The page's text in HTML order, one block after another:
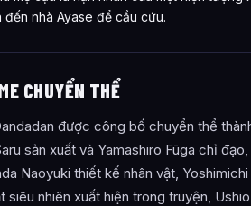
đến nhà Ayase để cầu cứu.
CHUYỂN THỂ
được công bố chuyển thể
sản xuất và Yamashiro Fūga chỉ
Naoyuki thiết kế nhân vật,
nhiên xuất hiện trong truyện,